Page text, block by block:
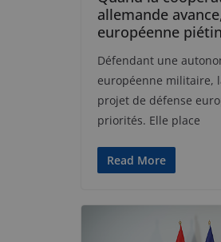
allemande
européenne
Défendant une
européenne militaire,
projet de défense
priorités. Elle place
Read More